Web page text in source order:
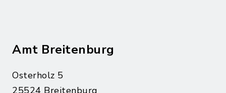
Amt Breitenburg
Osterholz 5
25524 Breitenburg